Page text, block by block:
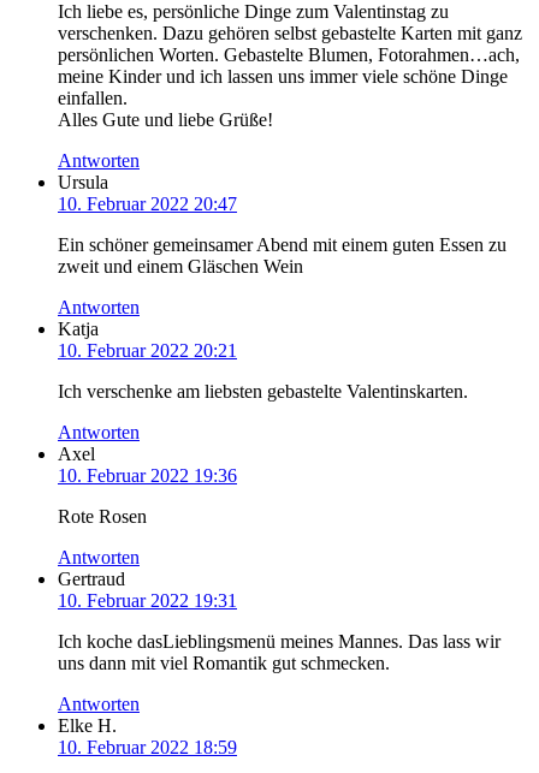
Ich liebe es, persönliche Dinge zum Valentinstag zu
verschenken. Dazu gehören selbst gebastelte Karten mit ganz
persönlichen Worten. Gebastelte Blumen, Fotorahmen…ach,
meine Kinder und ich lassen uns immer viele schöne Dinge
einfallen.
Alles Gute und liebe Grüße!
Antworten
Ursula
10. Februar 2022 20:47
Ein schöner gemeinsamer Abend mit einem guten Essen zu
zweit und einem Gläschen Wein
Antworten
Katja
10. Februar 2022 20:21
Ich verschenke am liebsten gebastelte Valentinskarten.
Antworten
Axel
10. Februar 2022 19:36
Rote Rosen
Antworten
Gertraud
10. Februar 2022 19:31
Ich koche dasLieblingsmenü meines Mannes. Das lass wir
uns dann mit viel Romantik gut schmecken.
Antworten
Elke H.
10. Februar 2022 18:59